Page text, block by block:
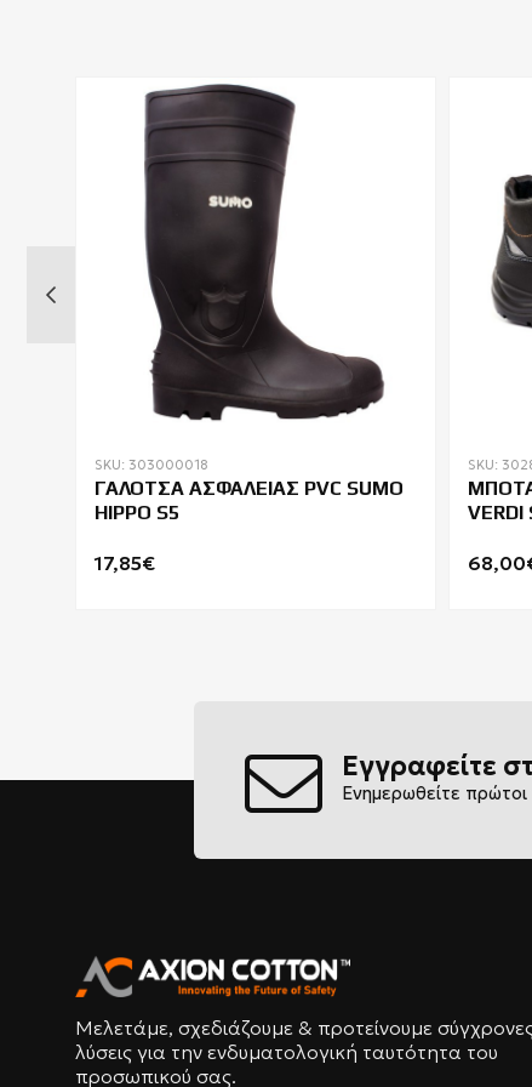
SKU: 303000018
ΓΑΛΟΤΣΑ ΑΣΦΑΛΕΙΑΣ PVC SUMO
HIPPO S5
17,85€
SKU:
VERDI
Εγγραφείτε
Ενημερωθείτε
Μελετάμε, σχεδιάζουμε & προτείνουμε
λύσεις για την ενδυματολογική ταυτότητα του
προσωπικού σας.